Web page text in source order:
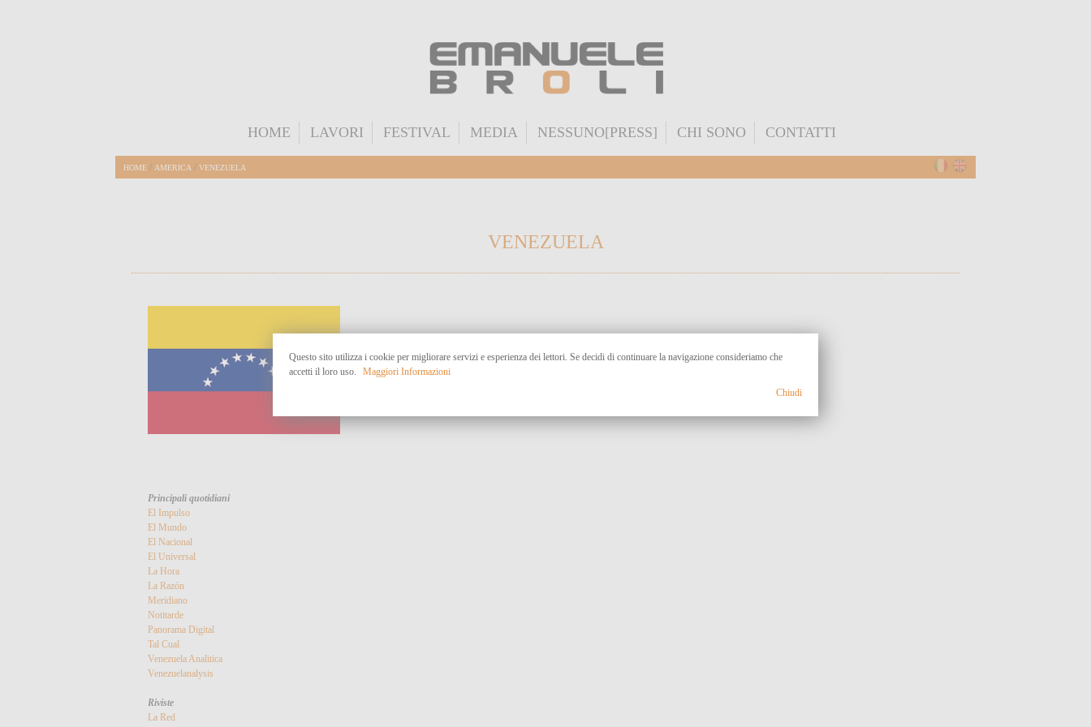
HOME LAVORI FESTIVAL MEDIA NESSUNO[PRESS] CHI SONO CONTATTI
HOME / AMERICA / VENEZUELA
VENEZUELA
Principali quotidiani
El Impulso
El Mundo
El Nacional
El Universal
La Hora
La Razón
Meridiano
Notitarde
Panorama Digital
Tal Cual
Venezuela Analitica
Venezuelanalysis
Riviste
La Red
Questo sito utilizza i cookie per migliorare servizi e esperienza dei lettori. Se decidi di continuare la navigazione consideriamo che
accetti il loro uso.
Maggiori Informazioni
Chiudi